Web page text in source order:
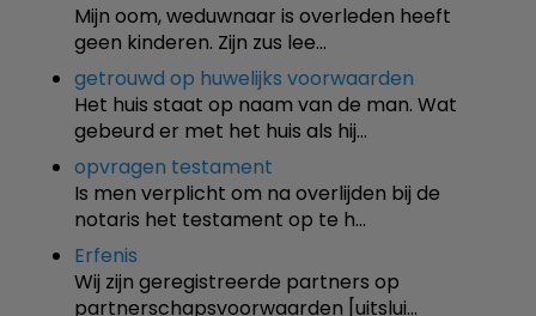
Mijn oom, weduwnaar is overleden heeft
geen kinderen. Zijn zus lee…
getrouwd op huwelijks voorwaarden
Het huis staat op naam van de man. Wat
gebeurd er met het huis als hij…
opvragen testament
Is men verplicht om na overlijden bij de
notaris het testament op te h…
Erfenis
Wij zijn geregistreerde partners op
partnerschapsvoorwaarden [uitslui…